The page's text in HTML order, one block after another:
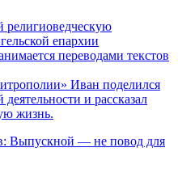
епархии
переводами текстов
Иван поделился
и рассказал
жизнь.